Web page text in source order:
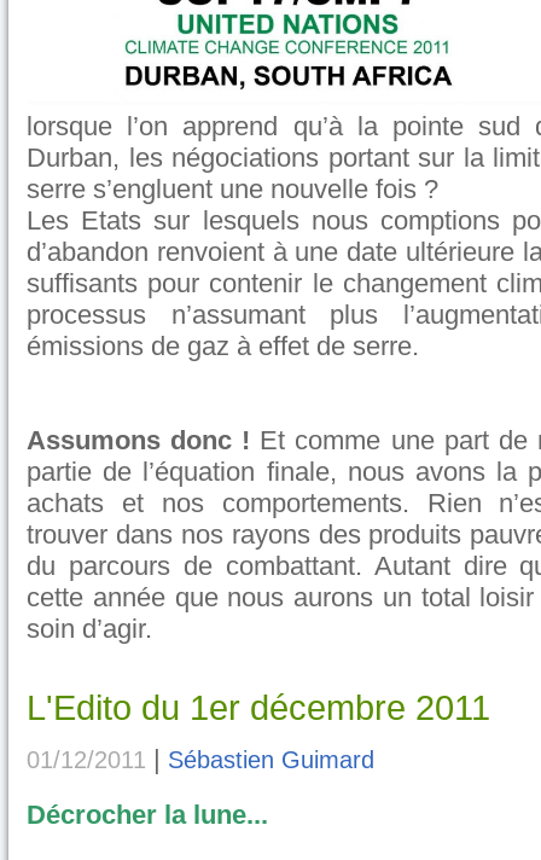
lorsque l’on apprend qu’à la pointe
Durban, les négociations portant sur la
serre s’engluent une nouvelle fois ?
Les Etats sur lesquels nous comptions
d’abandon renvoient à une date ultérieure
suffisants pour contenir le changement
processus n’assumant plus
émissions de gaz à effet de serre.
Assumons donc ! Et comme une part de
partie de l’équation finale, nous avons la
achats et nos comportements. Rien
trouver dans nos rayons des produits
du parcours de combattant. Autant dire
cette année que nous aurons un total
soin d’agir.
L'Edito du 1er décembre 2011
01/12/2011 | Sébastien Guimard
Décrocher la lune...